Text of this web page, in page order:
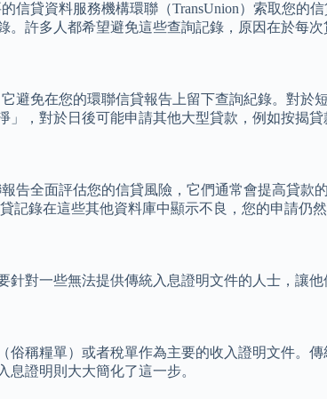
信貸資料服務機構環聯（TransUnion）索取您的
許多人都希望避免這些查詢記錄，原因在於每
避免在您的環聯信貸報告上留下查詢紀錄。對
，對於日後可能申請其他大型貸款，例如按揭貸
告全面評估您的信貸風險，它們通常會提高貸款
錄在這些其他資料庫中顯示不良，您的申請仍
對一些無法提供傳統入息證明文件的人士，讓他
俗稱糧單）或者稅單作為主要的收入證明文件。
證明則大大簡化了這一步。